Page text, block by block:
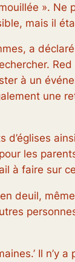
». Ne
mais il
a
à un
une
les
à faire sur
deuil,
Il n’y